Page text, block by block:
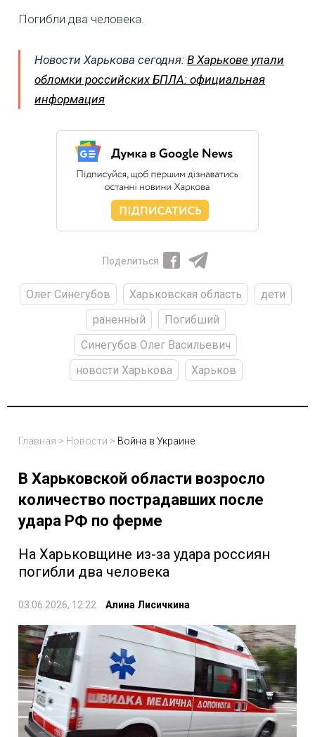
Погибли два человека.
Новости Харькова сегодня: В Харькове упали
обломки российских БПЛА: официальная
информация
Поделиться
Олег Синегубов Харьковская область
дети
раненный
Погибший
Синегубов Олег Васильевич
новости Харькова
Харьков
Главная > Новости > Война в Украине
В Харьковской области возросло
количество пострадавших после
удара РФ по ферме
На Харьковщине из-за удара россиян
погибли два человека
03.06.2026, 12:22 Алина Лисичкина